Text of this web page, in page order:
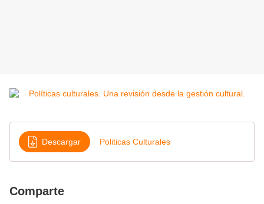
Descargar Politicas Culturales
Comparte